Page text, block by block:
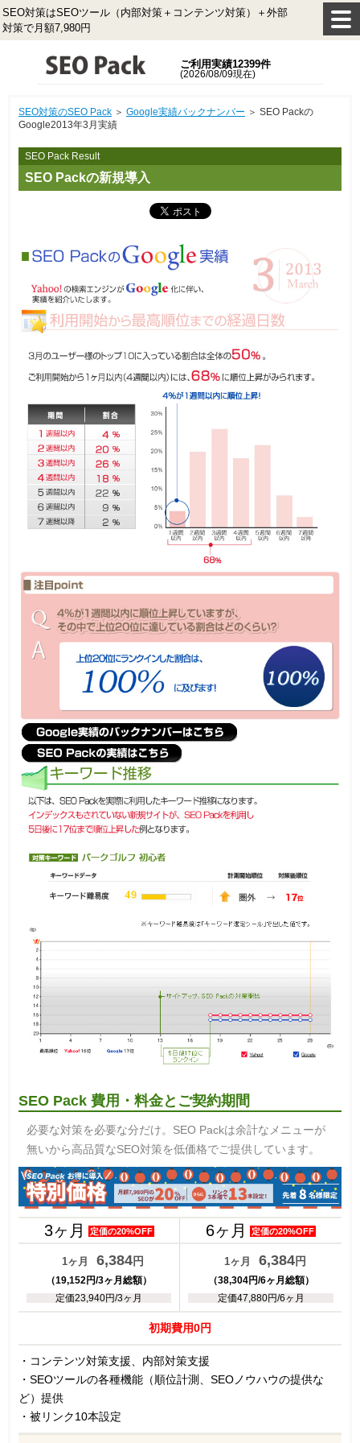
SEO対策はSEOツール（内部対策＋コンテンツ対策）＋外部
対策で月額7,980円
ご利用実績12399件
(2026/08/09現在)
SEO対策のSEO Pack ＞ Google実績バックナンバー ＞ SEO Packの
Google2013年3月実績
SEO Pack Result
SEO Packの新規導入
SEO Pack 費用・料金とご契約期間
必要な対策を必要な分だけ。SEO Packは余計なメニューが
無いから高品質なSEO対策を低価格でご提供しています。
3ヶ月 定価の20%OFF 6ヶ月 定価の20%OFF
1ヶ月 6,384円
（19,152円/3ヶ月総額）
定価23,940円/3ヶ月
1ヶ月 6,384円
（38,304円/6ヶ月総額）
定価47,880円/6ヶ月
初期費用0円
・コンテンツ対策支援、内部対策支援
・SEOツールの各種機能（順位計測、SEOノウハウの提供な
ど）提供
・被リンク10本設定